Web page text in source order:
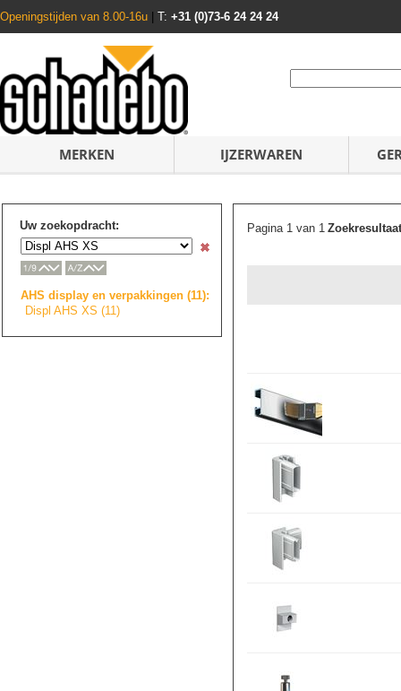
Openingstijden van 8.00-16u T: +31 (0)73-6 24 24 24
MERKEN IJZERWAREN
Uw zoekopdracht:
AHS display en verpakkingen (11):
Displ AHS XS (11)
Pagina 1 van 1Zoekresultaat